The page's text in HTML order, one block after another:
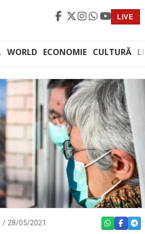
LIVE
WORLD ECONOMIE CULTURĂ
/ 28/05/2021 WHATSAPP